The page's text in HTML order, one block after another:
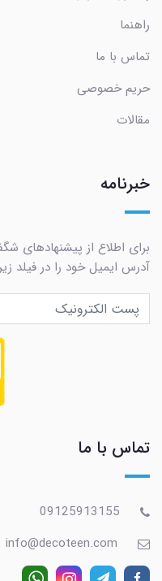
راهنما
تماس با ما
حریم خصوصی
مقالات
خبرنامه
برای اطلاع از پیشنهادهای
آدرس ایمیل خود را در فیلد
تماس با ما